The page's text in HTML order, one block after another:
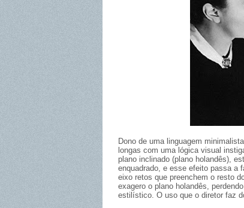
Dono de uma linguagem
longas com uma lógica visual
plano inclinado (plano holandês),
enquadrado, e esse efeito passa a
eixo retos que preenchem o resto
exagero o plano holandês,
estilístico. O uso que o diretor faz